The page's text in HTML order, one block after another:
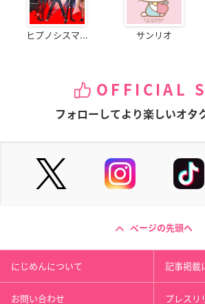
ヒプノシスマ... サンリオ
OFFICIAL
フォローしてより楽しいオタ
ページの先頭へ
にじめんについて 記事掲載
お問い合わせ プレスリ